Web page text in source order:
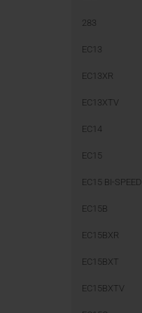
283
EC13
EC13XR
EC13XTV
EC14
EC15
EC15 BI-SPEED
EC15B
EC15BXR
EC15BXT
EC15BXTV